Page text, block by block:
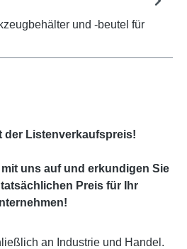
und -beutel für
der Listenverkaufspreis!
uns auf und erkundigen Sie
Preis für Ihr
an Industrie und Handel.